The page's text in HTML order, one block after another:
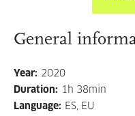
General
Year: 2020
Duration: 1h 38min
Language: ES, EU